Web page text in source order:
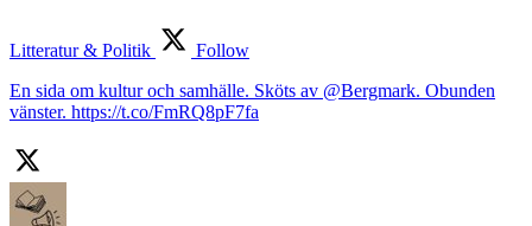
Litteratur & Politik
Follow
En sida om kultur och samhälle. Sköts av @Bergmark. Obunden
vänster. https://t.co/FmRQ8pF7fa